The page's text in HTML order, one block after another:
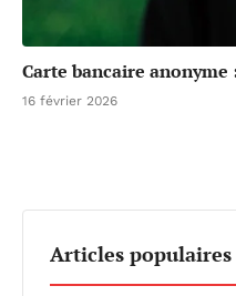
Carte bancaire anonyme
16 février 2026
Articles populaires